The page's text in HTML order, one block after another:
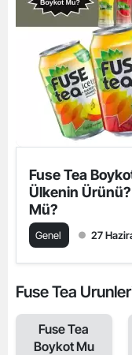
Fuse Tea
Ülkenin
Mü?
Genel 27
Fuse Tea
Fuse Tea
Boykot Mu